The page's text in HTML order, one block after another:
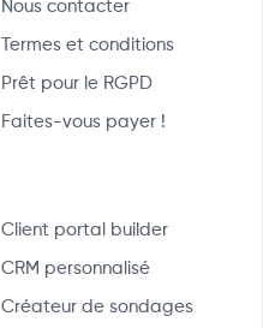
Nous contacter
Termes et conditions
Prêt pour le RGPD
Faites-vous payer !
Client portal builder
CRM personnalisé
Créateur de sondages